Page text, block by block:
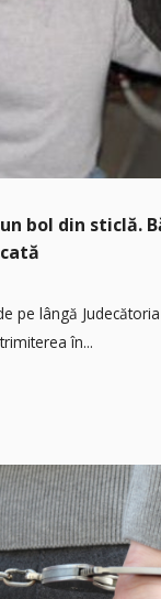
bol din sticlă.
pe lângă
în...